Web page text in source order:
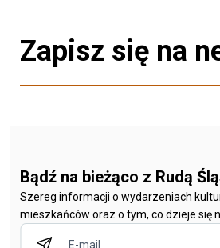
Zapisz się na
Bądź na bieżąco z Rudą
Szereg informacji o wydarzeniach
mieszkańców oraz o tym, co dzieje się